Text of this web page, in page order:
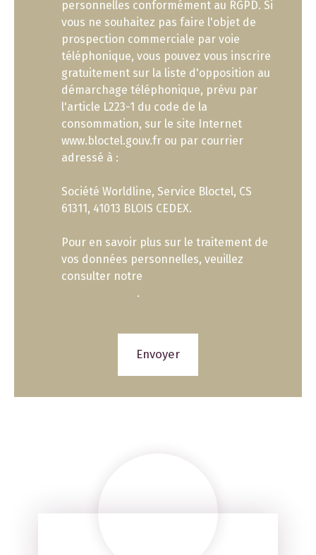
personnelles conformément au RGPD. Si
vous ne souhaitez pas faire l'objet de
prospection commerciale par voie
téléphonique, vous pouvez vous inscrire
gratuitement sur la liste d'opposition au
démarchage téléphonique, prévu par
l'article L223-1 du code de la
consommation, sur le site Internet
www.bloctel.gouv.fr ou par courrier
adressé à :
Société Worldline, Service Bloctel, CS
61311, 41013 BLOIS CEDEX.
Pour en savoir plus sur le traitement de
vos données personnelles, veuillez
consulter notre
.
Envoyer